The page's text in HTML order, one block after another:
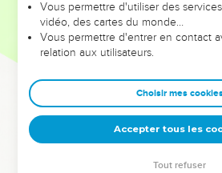
et les saisons difficiles qu'ils ont
sont elles qui les ont
Dans cette conférence, leaders,
clés pour avancer avec plus de
deviennent vos tremplins. Que vous
équipe, un groupe ou une famille,
pour vous.
Vous permettre d'utiliser des
vidéo, des cartes du monde…
Vous permettre d'entrer en contact
relation aux utilisateurs.
Choisir mes
Accepter tous les
Tout refuser